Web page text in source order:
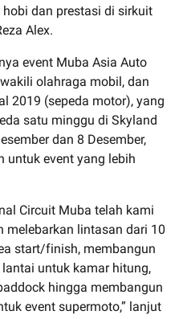
dan prestasi di sirkuit
Alex.
event Muba Asia Auto
olahraga mobil, dan
2019 (sepeda motor), yang
satu minggu di Skyland
dan 8 Desember,
untuk event yang lebih
Circuit Muba telah kami
melebarkan lintasan dari 10
start/finish, membangun
untuk kamar hitung,
hingga membangun
event supermoto,” lanjut